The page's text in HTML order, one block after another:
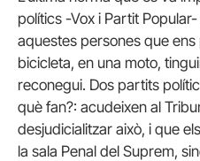
polítics -Vox i Partit
aquestes persones que
bicicleta, en una moto,
reconegui. Dos partits
què fan?: acudeixen al
desjudicialitzar això, i que
la sala Penal del Suprem,